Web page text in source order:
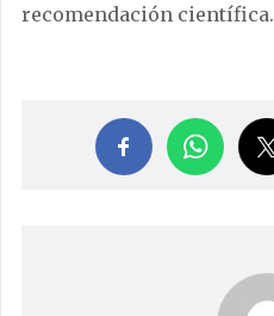
recomendación científica.